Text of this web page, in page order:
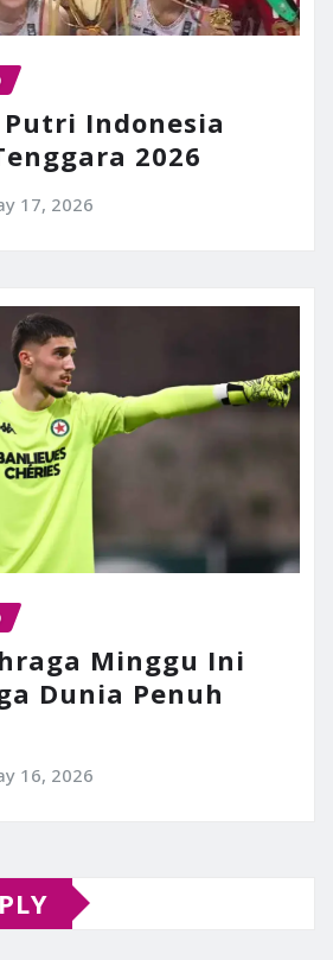
Indonesia
2026
17, 2026
Minggu Ini
Dunia Penuh
16, 2026